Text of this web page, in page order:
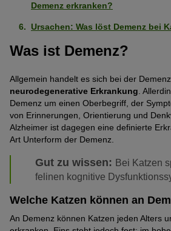
Demenz erkranken?
Ursachen: Was löst Demenz bei
Was ist Demenz?
Allgemein handelt es sich bei der
neurodegenerative Erkrankung .
Demenz um einen Oberbegriff, der
von Erinnerungen, Orientierung und
Alzheimer ist dagegen eine definierte
Art Unterform der Demenz.
Gut zu wissen: Bei Katzen
felinen kognitive
Welche Katzen können an
An Demenz können Katzen jeden Alters